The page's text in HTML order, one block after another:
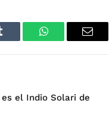
WhatsAppEmail
es el Indio Solari de